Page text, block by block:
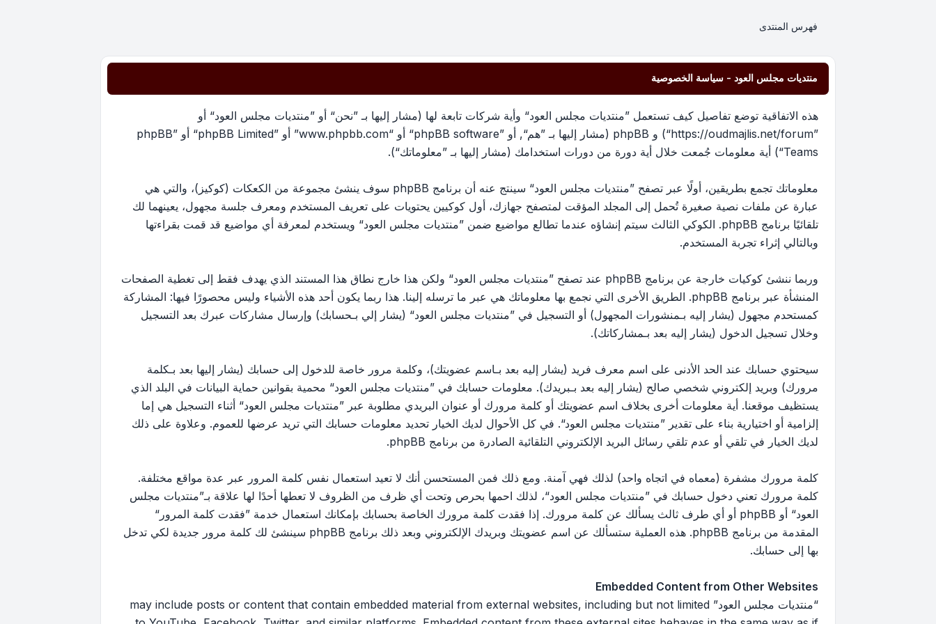
فهرس المنتدى
منتديات مجلس العود - سياسة الخصوصية
هذه الاتفاقية توضع تفاصيل كيف تستعمل ”منتديات مجلس العود“ وأية شركات تابعة لها (مشار إليها بـ ”نحن“ أو ”منتديات مجلس العود“ أو
”https://oudmajlis.net/forum“) و phpBB (مشار إليها بـ ”هم“, أو ”phpBB software“ أو “www.phpbb.com” أو ”phpBB Limited“ أو ”phpBB
Teams“) أية معلومات جُمعت خلال أية دورة من دورات استخدامك (مشار إليها بـ ”معلوماتك“).
معلوماتك تجمع بطريقين، أولًا عبر تصفح ”منتديات مجلس العود“ سينتج عنه أن برنامج phpBB سوف ينشئ مجموعة من الكعكات (كوكيز)، والتي هي
عبارة عن ملفات نصية صغيرة تُحمل إلى المجلد المؤقت لمتصفح جهازك، أول كوكيين يحتويات على تعريف المستخدم ومعرف جلسة مجهول، يعينهما لك
تلقائيًا برنامج phpBB. الكوكي الثالث سيتم إنشاؤه عندما تطالع مواضيع ضمن ”منتديات مجلس العود“ ويستخدم لمعرفة أي مواضيع قد قمت بقراءتها
وبالتالي إثراء تجربة المستخدم.
وربما ننشئ كوكيات خارجة عن برنامج phpBB عند تصفح ”منتديات مجلس العود“ ولكن هذا خارج نطاق هذا المستند الذي يهدف فقط إلى تغطية الصفحات
المنشأة عبر برنامج phpBB. الطريق الأخرى التي نجمع بها معلوماتك هي عبر ما ترسله إلينا. هذا ربما يكون أحد هذه الأشياء وليس محصورًا فيها: المشاركة
كمستحدم مجهول (يشار إليه بـمنشورات المجهول) أو التسجيل في ”منتديات مجلس العود“ (يشار إلي بـحسابك) وإرسال مشاركات عبرك بعد التسجيل
وخلال تسجيل الدخول (يشار إليه بعد بـمشاركاتك).
سيحتوي حسابك عند الحد الأدنى على اسم معرف فريد (يشار إليه بعد بـاسم عضويتك)، وكلمة مرور خاصة للدخول إلى حسابك (يشار إليها بعد بـكلمة
مرورك) وبريد إلكتروني شخصي صالح (يشار إليه بعد بـبريدك). معلومات حسابك في ”منتديات مجلس العود“ محمية بقوانين حماية البيانات في البلد الذي
يستظيف موقعنا. أية معلومات أخرى بخلاف اسم عضويتك أو كلمة مرورك أو عنوان البريدي مطلوبة عبر ”منتديات مجلس العود“ أثناء التسجيل هي إما
إلزامية أو اختيارية بناء على تقدير ”منتديات مجلس العود“. في كل الأحوال لديك الخيار تحديد معلومات حسابك التي تريد عرضها للعموم. وعلاوة على ذلك
لديك الخيار في تلقي أو عدم تلقي رسائل البريد الإلكتروني التلقائية الصادرة من برنامج phpBB.
كلمة مرورك مشفرة (معماه في اتجاه واحد) لذلك فهي آمنة. ومع ذلك فمن المستحسن أنك لا تعيد استعمال نفس كلمة المرور عبر عدة مواقع مختلفة.
كلمة مرورك تعني دخول حسابك في ”منتديات مجلس العود“، لذلك احمها بحرص وتحت أي ظرف من الظروف لا تعطها أحدًا لها علاقة بـ”منتديات مجلس
العود“ أو phpBB أو أي طرف ثالث يسألك عن كلمة مرورك. إذا فقدت كلمة مرورك الخاصة بحسابك بإمكانك استعمال خدمة ”فقدت كلمة المرور“
المقدمة من برنامج phpBB. هذه العملية ستسألك عن اسم عضويتك وبريدك الإلكتروني وبعد ذلك برنامج phpBB سينشئ لك كلمة مرور جديدة لكي تدخل
بها إلى حسابك.
Embedded Content from Other Websites
“منتديات مجلس العود” may include posts or content that contain embedded material from external websites, including but not limited